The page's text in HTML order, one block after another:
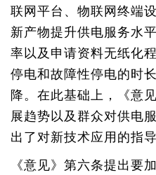
联网平台、物联网终端
新产物提升供电服务水
率以及申请资料无纸化
停电和故障性停电的时
降。在此基础上，《意
展趋势以及群众对供电
出了对新技术应用的指导
《意见》第六条提出要